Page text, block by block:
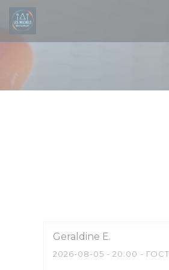
Панель управления cookies
Geraldine E
2026-08-05 - 20:00 -